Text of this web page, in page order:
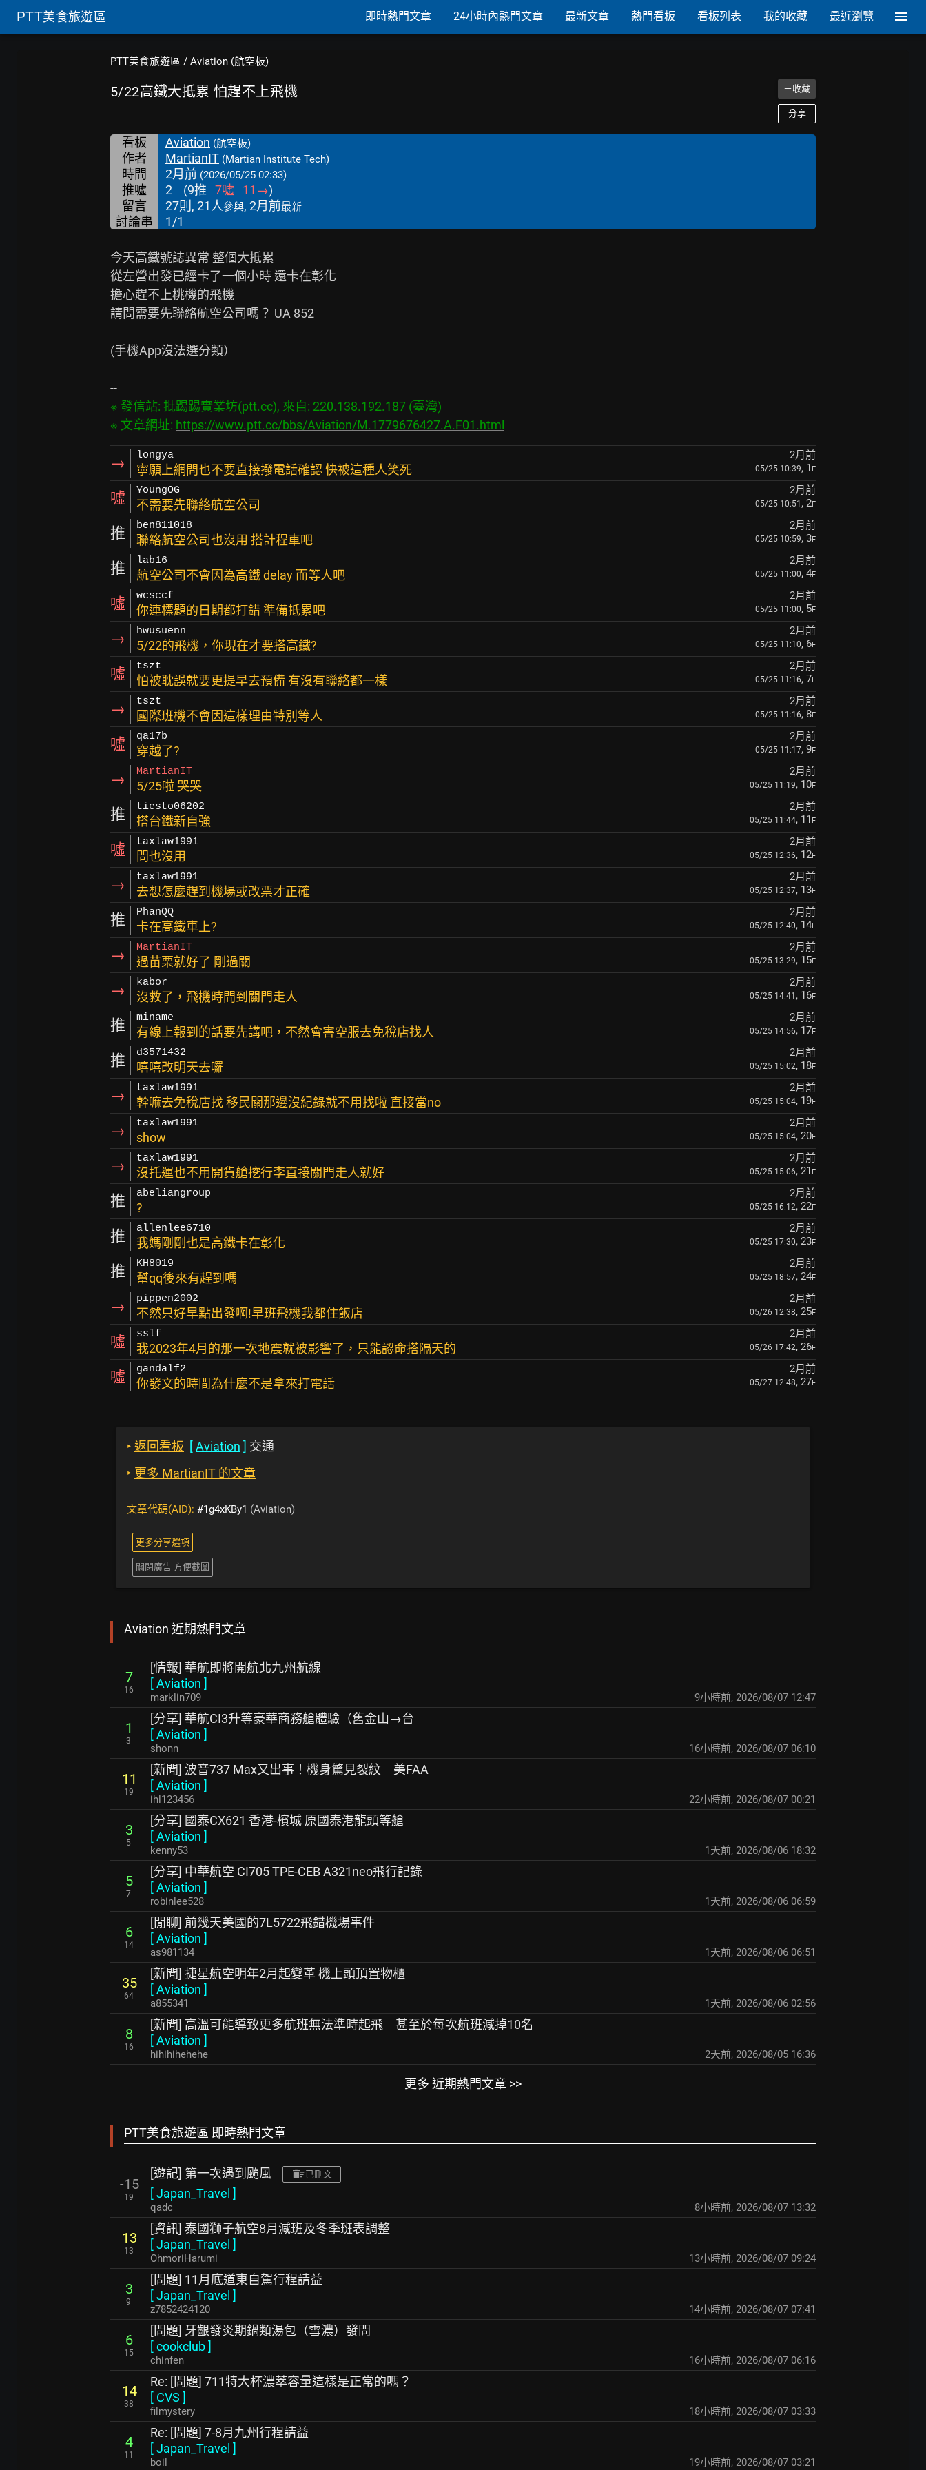
PTT美食旅遊區 即時熱門文章 24小時內熱門文章 最新文章 熱門看板 看板列表 我的收藏 最近瀏覽
PTT美食旅遊區 / Aviation (航空板)
5/22高鐵大抵累 怕趕不上飛機 ＋收藏
分享
看板 Aviation (航空板)
作者 MartianIT (Martian Institute Tech)
時間 2月前 (2026/05/25 02:33)
推噓 2 (9推 7噓 11 →)
留言
27則, 21人參與, 2月前最新
討論串 1/1
今天高鐵號誌異常 整個大抵累
從左營出發已經卡了一個小時 還卡在彰化
擔心趕不上桃機的飛機
請問需要先聯絡航空公司嗎？ UA 852
(手機App沒法選分類）
※ 發信站: 批踢踢實業坊(ptt.cc), 來自: 220.138.192.187 (臺灣)
※ 文章網址: https://www.ptt.cc/bbs/Aviation/M.1779676427.A.F01.html
→ longya 2月前
寧願上網問也不要直接撥電話確認 快被這種人笑死 05/25 10:39, 1 F
噓 YoungOG 2月前
不需要先聯絡航空公司 05/25 10:51 , 2F
推 ben811018 2月前
聯絡航空公司也沒用 搭計程車吧 05/25 10:59, 3F
推 lab16 2月前
航空公司不會因為高鐵 delay 而等人吧 05/25 11:00, 4F
噓 wcsccf 2月前
你連標題的日期都打錯 準備抵累吧 05/25 11:00, 5F
→ hwusuenn 2月前
5/22的飛機，你現在才要搭高鐵? 05/25 11:10, 6F
噓 tszt 2月前
怕被耽誤就要更提早去預備 有沒有聯絡都一樣 05/25 11:16, 7F
→ tszt 2月前
國際班機不會因這樣理由特別等人 05/25 11:16, 8F
噓 qa17b 2月前
穿越了? 05/25 11:17, 9F
→ MartianIT 2月前
5/25啦 哭哭 05/25 11:19, 10F
推 tiesto06202 2月前
搭台鐵新自強 05/25 11:44, 11 F
噓 taxlaw1991 2月前
問也沒用 05/25 12:36, 12F
→ taxlaw1991 2月前
去想怎麼趕到機場或改票才正確 05/25 12:37, 13F
推 PhanQQ 2月前
卡在高鐵車上? 05/25 12:40, 14F
→ MartianIT 2月前
過苗栗就好了 剛過關 05/25 13:29, 15F
→ kabor 2月前
沒救了，飛機時間到關門走人 05/25 14:41 , 16F
推 miname 2月前
有線上報到的話要先講吧，不然會害空服去免稅店找人 05/25 14:56, 17F
推 d3571432 2月前
嘻嘻改明天去囉 05/25 15:02, 18F
→ taxlaw1991 2月前
幹嘛去免稅店找 移民關那邊沒紀錄就不用找啦 直接當no 05/25 15:04, 19F
→ taxlaw1991 2月前
show 05/25 15:04, 20F
→ taxlaw1991 2月前
沒托運也不用開貨艙挖行李直接關門走人就好 05/25 15:06, 21 F
推 abeliangroup 2月前
? 05/25 16:12, 22F
推 allenlee6710 2月前
我媽剛剛也是高鐵卡在彰化 05/25 17:30, 23F
推 KH8019 2月前
幫qq後來有趕到嗎 05/25 18:57, 24F
→ pippen2002 2月前
不然只好早點出發啊!早班飛機我都住飯店 05/26 12:38, 25F
噓 sslf 2月前
我2023年4月的那一次地震就被影響了，只能認命搭隔天的 05/26 17:42, 26F
噓 gandalf2 2月前
你發文的時間為什麼不是拿來打電話 05/27 12:48, 27F
‣ 返回看板 [Aviation ] 交通
‣ 更多 MartianIT 的文章
文章代碼(AID): #1g4xKBy1 (Aviation)
更多分享選項
關閉廣告 方便截圖
Aviation 近期熱門文章
7
16
[情報] 華航即將開航北九州航線
[Aviation ]
marklin709 9小時前, 2026/08/07 12:47
1
3
[分享] 華航CI3升等豪華商務艙體驗（舊金山→台
[Aviation ]
shonn 16小時前, 2026/08/07 06:10
11
19
[新聞] 波音737 Max又出事！機身驚見裂紋 美FAA
[Aviation ]
ihl123456 22小時前, 2026/08/07 00:21
3
5
[分享] 國泰CX621 香港-檳城 原國泰港龍頭等艙
[Aviation ]
kenny53 1天前, 2026/08/06 18:32
5
7
[分享] 中華航空 CI705 TPE-CEB A321neo飛行記錄
[Aviation ]
robinlee528 1天前, 2026/08/06 06:59
6
14
[閒聊] 前幾天美國的7L5722飛錯機場事件
[Aviation ]
as981134 1天前, 2026/08/06 06:51
35
64
[新聞] 捷星航空明年2月起變革 機上頭頂置物櫃
[Aviation ]
a855341 1天前, 2026/08/06 02:56
8
16
[新聞] 高溫可能導致更多航班無法準時起飛 甚至於每次航班減掉10名
[Aviation ]
hihihihehehe 2天前, 2026/08/05 16:36
更多 近期熱門文章 >>
PTT美食旅遊區 即時熱門文章
-15
19
[遊記] 第一次遇到颱風 已刪文
[Japan_Travel ]
qadc 8小時前, 2026/08/07 13:32
13
13
[資訊] 泰國獅子航空8月減班及冬季班表調整
[Japan_Travel ]
OhmoriHarumi 13小時前, 2026/08/07 09:24
3
9
[問題] 11月底道東自駕行程請益
[Japan_Travel ]
z7852424120 14小時前, 2026/08/07 07:41
6
15
[問題] 牙齦發炎期鍋類湯包（雪濃）發問
[cookclub]
chinfen 16小時前, 2026/08/07 06:16
14
38
Re: [問題] 711特大杯濃萃容量這樣是正常的嗎？
[ CVS ]
filmystery 18小時前, 2026/08/07 03:33
4
11
Re: [問題] 7-8月九州行程請益
[Japan_Travel ]
boil 19小時前, 2026/08/07 03:21